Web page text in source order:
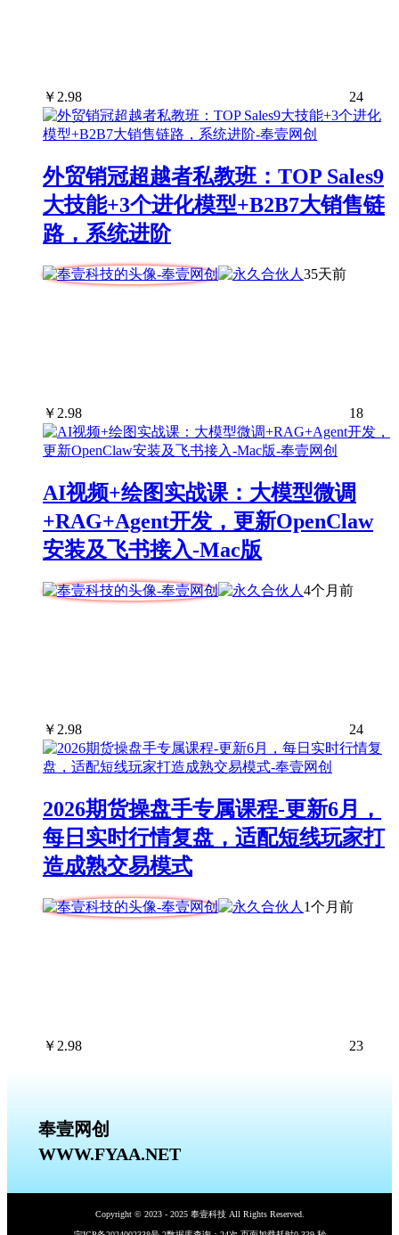
￥ 2.98 24
外贸销冠超越者私教班：TOP Sales9
大技能+3个进化模型+B2B7大销售链
路，系统进阶
35天前
￥ 2.98 18
AI视频+绘图实战课：大模型微调
+RAG+Agent开发，更新OpenClaw
安装及飞书接入-Mac版
4个月前
￥ 2.98 24
2026期货操盘手专属课程-更新6月，
每日实时行情复盘，适配短线玩家打
造成熟交易模式
1个月前
￥ 2.98 23
奉壹网创
WWW.FYAA.NET
Copyright © 2023 - 2025 奉壹科技 All Rights Reserved.